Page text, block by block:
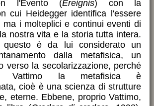
l'Evento (Ereignis) con la
cui Heidegger identifica l'essere
ma i molteplici e continui eventi di
nostra vita e la storia tutta intera.
questo è da lui considerato un
dalla metafisica, un
verso la secolarizzazione, perché
Vattimo la metafisica è
cioè è una scienza di strutture
eterne. Ebbene, proprio Vattimo,